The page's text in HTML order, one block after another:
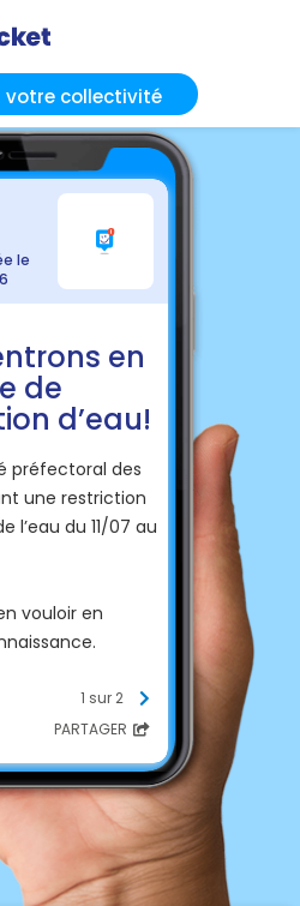
votre collectivité
le
en
de
d’eau!
préfectoral des
une restriction
l’eau du 11/07 au
vouloir en
1 sur 2
PARTAGER